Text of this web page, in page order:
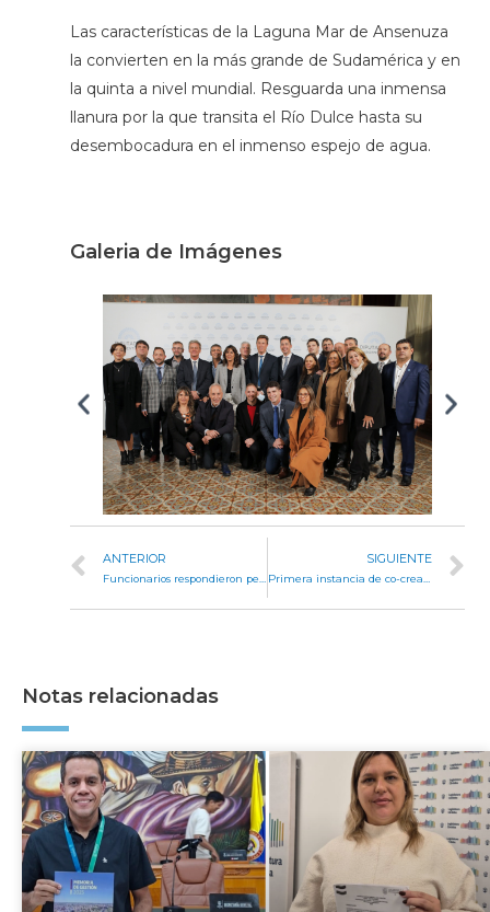
Las características de la Laguna Mar de Ansenuza
la convierten en la más grande de Sudamérica y en
la quinta a nivel mundial. Resguarda una inmensa
llanura por la que transita el Río Dulce hasta su
desembocadura en el inmenso espejo de agua.
Galeria de Imágenes
ANTERIOR SIGUIENTE
Notas relacionadas